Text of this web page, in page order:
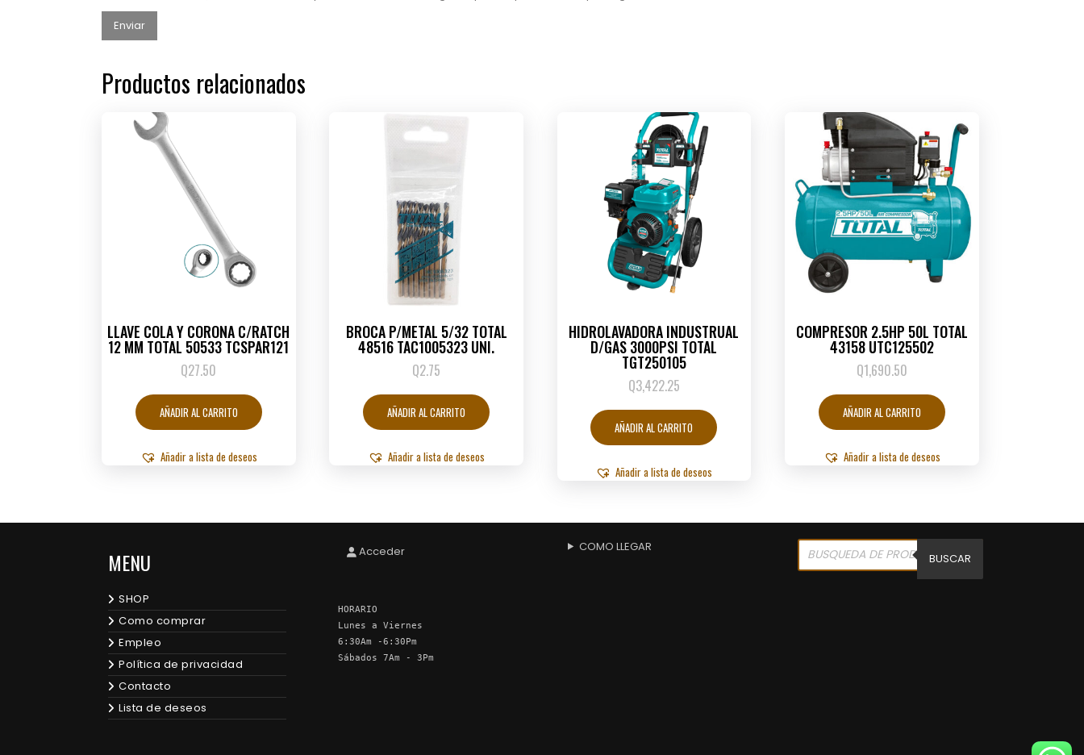
Productos relacionados
LLAVE COLA Y CORONA C/RATCH
12 MM TOTAL 50533 TCSPAR121
Q27.50
AÑADIR AL CARRITO
Añadir a lista de deseos
BROCA P/METAL 5/32 TOTAL
48516 TAC1005323 UNI.
Q2.75
AÑADIR AL CARRITO
Añadir a lista de deseos
HIDROLAVADORA INDUSTRUAL
D/GAS 3000PSI TOTAL
TGT250105
Q3,422.25
AÑADIR AL CARRITO
Añadir a lista de deseos
COMPRESOR 2.5HP 50L TOTAL
43158 UTC125502
Q1,690.50
AÑADIR AL CARRITO
Añadir a lista de deseos
MENU
SHOP
Como comprar
Empleo
Política de privacidad
Contacto
Lista de deseos
Acceder
HORARIO
Lunes a Viernes
6:30Am -6:30Pm
Sábados 7Am - 3Pm
COMO LLEGAR Products
search BUSCAR